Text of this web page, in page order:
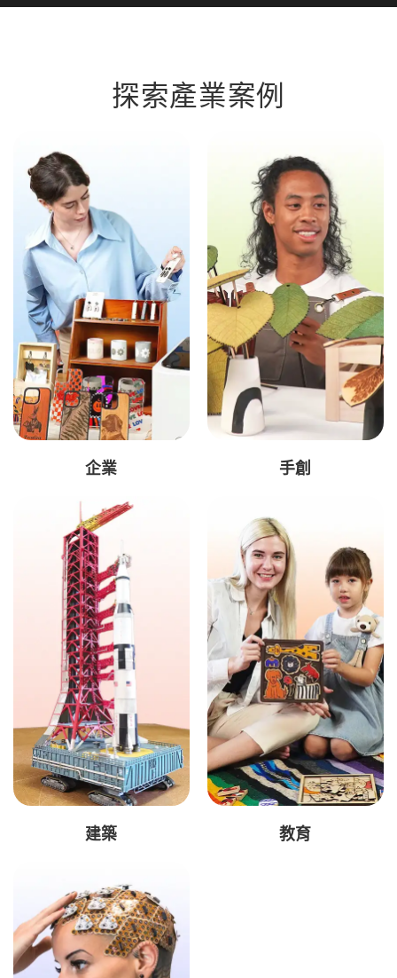
探索產業案例
企業 手創
建築 教育